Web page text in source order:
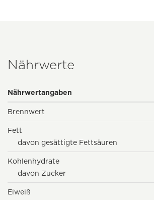
Nährwerte
Nährwertangaben
Brennwert
Fett
davon gesättigte Fettsäuren
Kohlenhydrate
davon Zucker
Eiweiß